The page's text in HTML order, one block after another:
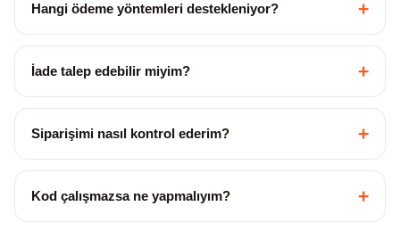
Hangi ödeme yöntemleri destekleniyor? +
İade talep edebilir miyim? +
Siparişimi nasıl kontrol ederim? +
Kod çalışmazsa ne yapmalıyım? +